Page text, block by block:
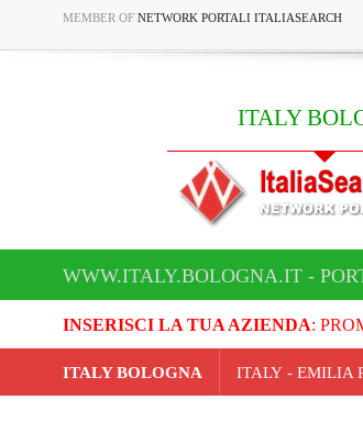
MEMBER OF NETWORK PORTALI ITALIASEARCH
ITALY
WWW.ITALY.BOLOGNA.IT -
INSERISCI LA TUA AZIENDA:
ITALY BOLOGNA ITALY - EMILIA